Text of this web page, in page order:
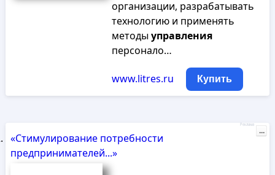
организации, разрабатывать
технологию и применять
методыуправления
персонало…
www.litres.ru Купить
«Стимулирование потребности
предпринимателей...»
Реклама
...